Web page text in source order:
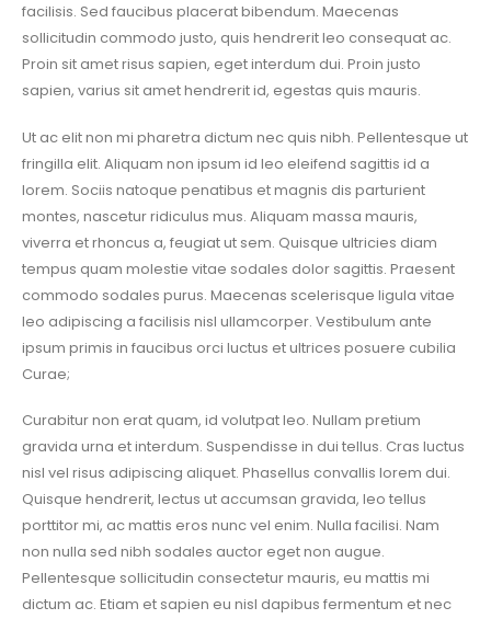
facilisis. Sed faucibus placerat bibendum. Maecenas
sollicitudin commodo justo, quis hendrerit leo consequat ac.
Proin sit amet risus sapien, eget interdum dui. Proin justo
sapien, varius sit amet hendrerit id, egestas quis mauris.
Ut ac elit non mi pharetra dictum nec quis nibh. Pellentesque ut
fringilla elit. Aliquam non ipsum id leo eleifend sagittis id a
lorem. Sociis natoque penatibus et magnis dis parturient
montes, nascetur ridiculus mus. Aliquam massa mauris,
viverra et rhoncus a, feugiat ut sem. Quisque ultricies diam
tempus quam molestie vitae sodales dolor sagittis. Praesent
commodo sodales purus. Maecenas scelerisque ligula vitae
leo adipiscing a facilisis nisl ullamcorper. Vestibulum ante
ipsum primis in faucibus orci luctus et ultrices posuere cubilia
Curae;
Curabitur non erat quam, id volutpat leo. Nullam pretium
gravida urna et interdum. Suspendisse in dui tellus. Cras luctus
nisl vel risus adipiscing aliquet. Phasellus convallis lorem dui.
Quisque hendrerit, lectus ut accumsan gravida, leo tellus
porttitor mi, ac mattis eros nunc vel enim. Nulla facilisi. Nam
non nulla sed nibh sodales auctor eget non augue.
Pellentesque sollicitudin consectetur mauris, eu mattis mi
dictum ac. Etiam et sapien eu nisl dapibus fermentum et nec